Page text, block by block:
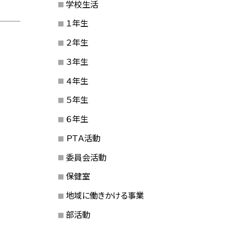
学校生活
１年生
２年生
３年生
４年生
５年生
６年生
ＰＴＡ活動
委員会活動
保健室
地域に働きかける事業
部活動